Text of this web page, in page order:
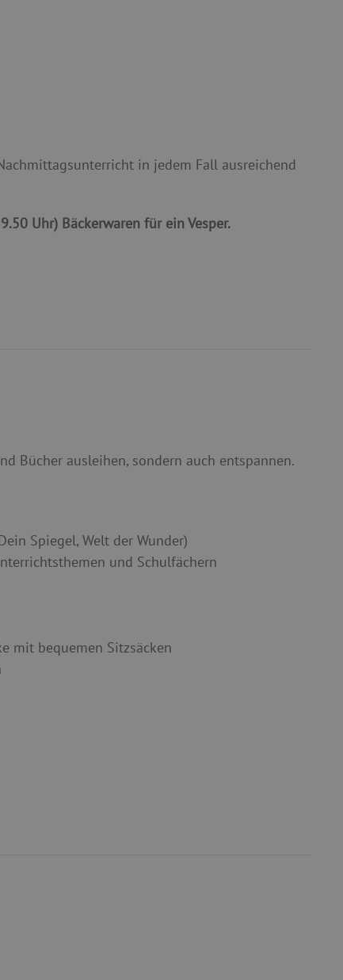
in jedem Fall ausreichend
Uhr) Bäckerwaren für ein Vesper.
Bücher ausleihen, sondern auch entspannen.
Spiegel, Welt der Wunder)
und Schulfächern
mit bequemen Sitzsäcken